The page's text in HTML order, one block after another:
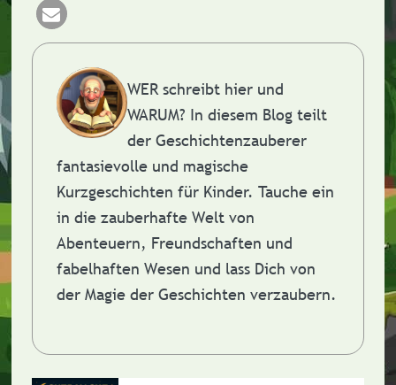
WER schreibt hier und
WARUM? In diesem Blog teilt
der Geschichtenzauberer
fantasievolle und magische
Kurzgeschichten für Kinder. Tauche ein
in die zauberhafte Welt von
Abenteuern, Freundschaften und
fabelhaften Wesen und lass Dich von
der Magie der Geschichten verzaubern.